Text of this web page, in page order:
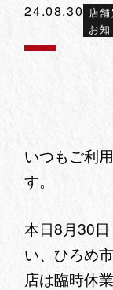
24.08.30 店
お
いつもご利
す。
本日8月30
い、ひろめ
店は臨時休